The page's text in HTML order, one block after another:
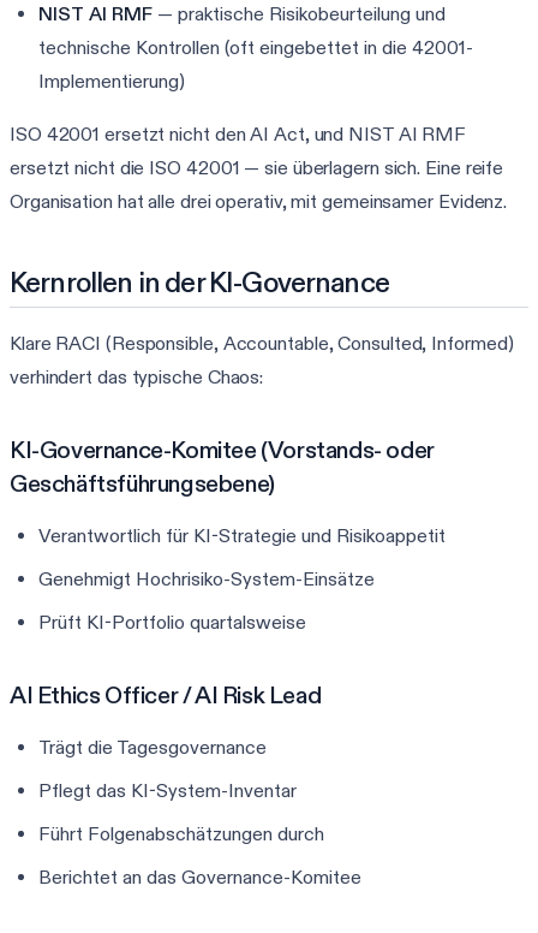
NIST AI RMF — praktische Risikobeurteilung und
technische Kontrollen (oft eingebettet in die 42001-
Implementierung)
ISO 42001 ersetzt nicht den AI Act, und NIST AI RMF
ersetzt nicht die ISO 42001 — sie überlagern sich. Eine reife
Organisation hat alle drei operativ, mit gemeinsamer Evidenz.
Kernrollen in der KI-Governance
Klare RACI (Responsible, Accountable, Consulted, Informed)
verhindert das typische Chaos:
KI-Governance-Komitee (Vorstands- oder
Geschäftsführungsebene)
Verantwortlich für KI-Strategie und Risikoappetit
Genehmigt Hochrisiko-System-Einsätze
Prüft KI-Portfolio quartalsweise
AI Ethics Officer / AI Risk Lead
Trägt die Tagesgovernance
Pflegt das KI-System-Inventar
Führt Folgenabschätzungen durch
Berichtet an das Governance-Komitee